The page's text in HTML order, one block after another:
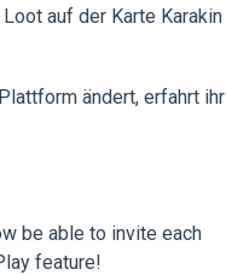
auf der Karte Karakin
ändert, erfahrt ihr
be able to invite each
feature!